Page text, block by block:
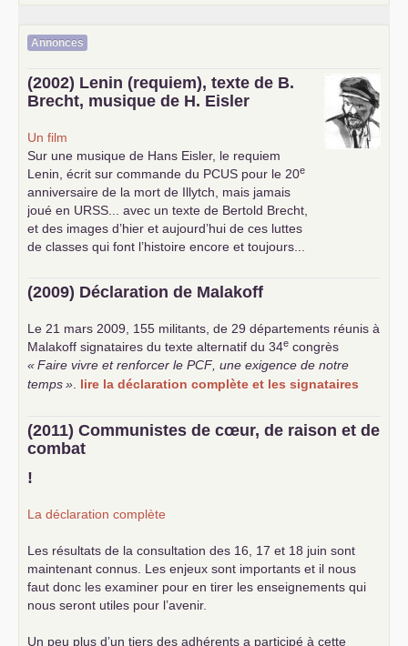
Annonces
(2002) Lenin (requiem), texte de B.
Brecht, musique de H. Eisler
Un film
Sur une musique de Hans Eisler, le requiem
Lenin, écrit sur commande du PCUS pour le 20e
anniversaire de la mort de Illytch, mais jamais
joué en URSS ... avec un texte de Bertold Brecht,
et des images d’hier et aujourd’hui de ces luttes
de classes qui font l’histoire encore et toujours...
(2009) Déclaration de Malakoff
Le 21 mars 2009, 155 militants, de 29 départements réunis à
Malakoff signataires du texte alternatif du 34e congrès
«Faire vivre et renforcer le PCF , une exigence de notre
temps» lire la déclaration complète et les signataires
(2011) Communistes de cœur, de raison et de
combat
!
La déclaration complète
Les résultats de la consultation des 16, 17 et 18 juin sont
maintenant connus. Les enjeux sont importants et il nous
faut donc les examiner pour en tirer les enseignements qui
nous seront utiles pour l’avenir.
Un peu plus d’un tiers des adhérents a participé à cette